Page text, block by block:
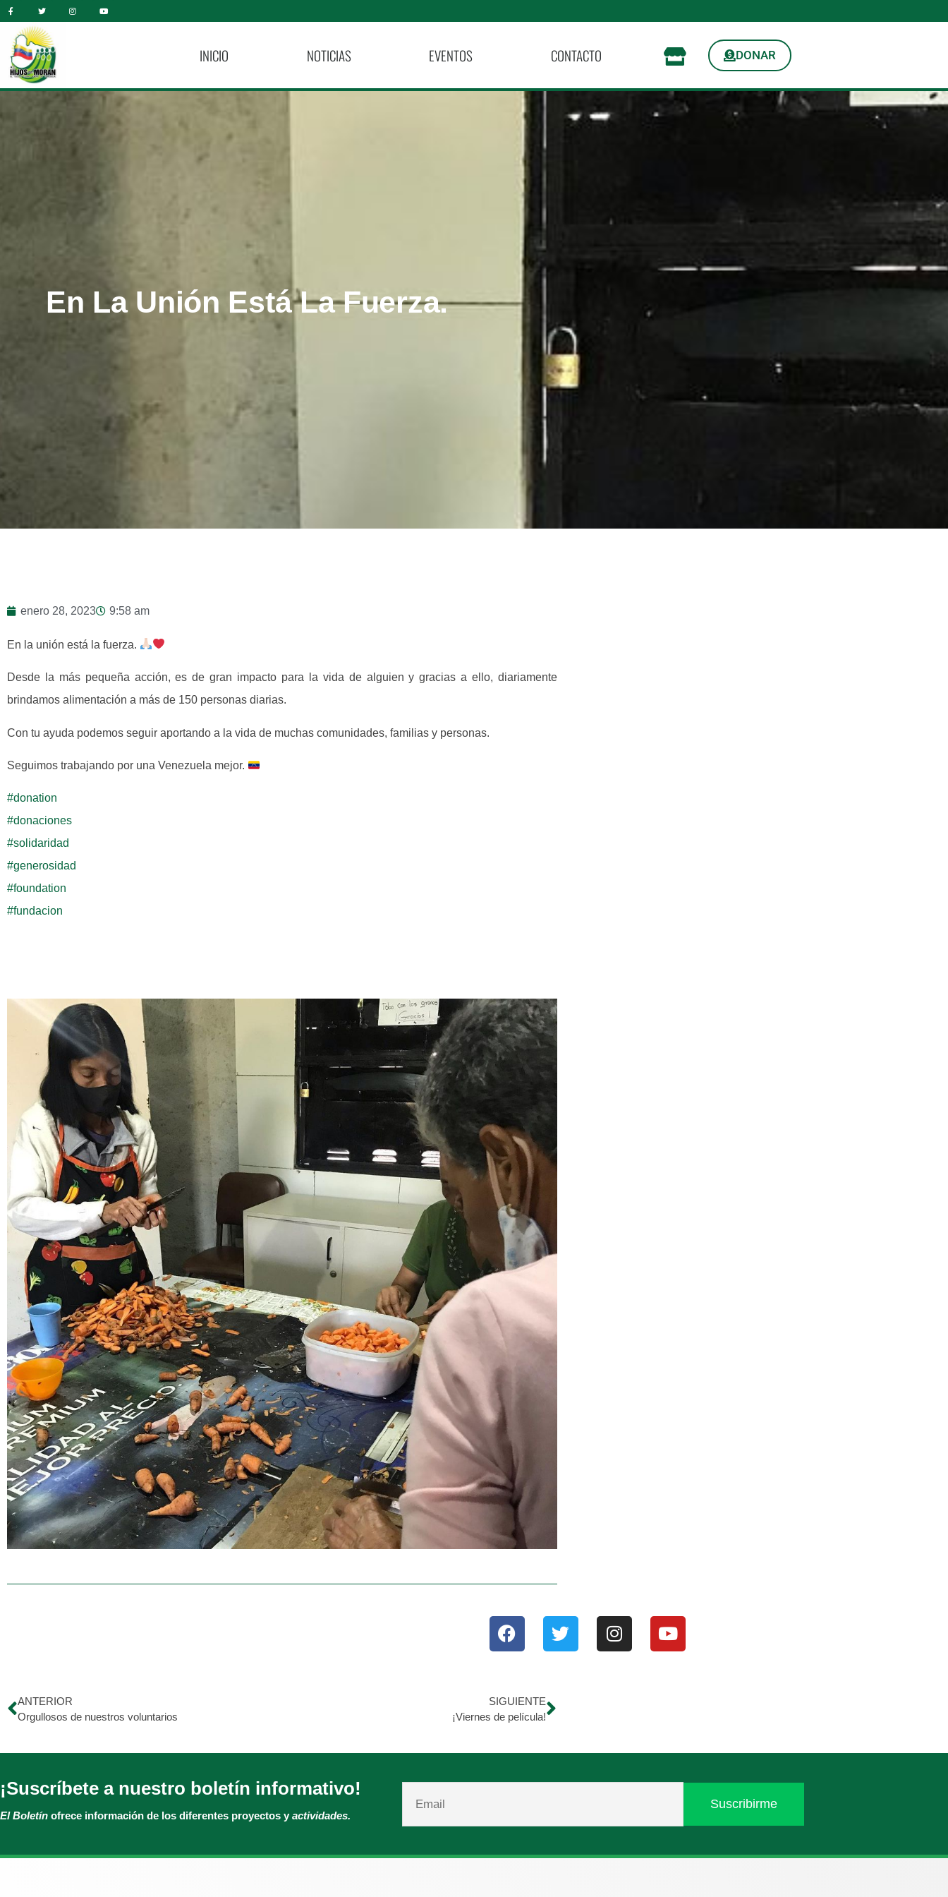
INICIO NOTICIAS EVENTOS CONTACTO DONAR
En La Unión Está La Fuerza.
enero 28, 2023 9:58 am
En la unión está la fuerza.
Desde la más pequeña acción, es de gran impacto para la vida de alguien y gracias a ello, diariamente
brindamos alimentación a más de 150 personas diarias.
Con tu ayuda podemos seguir aportando a la vida de muchas comunidades, familias y personas.
Seguimos trabajando por una Venezuela mejor.
#donation
#donaciones
#solidaridad
#generosidad
#foundation
#fundacion
ANTERIOR
Orgullosos de nuestros voluntarios
SIGUIENTE
¡Viernes de película!
¡Suscríbete a nuestro boletín informativo!
El Boletín ofrece información de los diferentes proyectos y actividades.